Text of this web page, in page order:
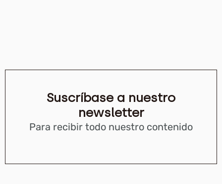
Suscríbase a nuestro
newsletter
Para recibir todo nuestro contenido